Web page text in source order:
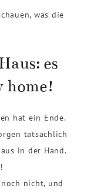
was die
es
home!
hat ein Ende.
tatsächlich
in der Hand.
nicht, und